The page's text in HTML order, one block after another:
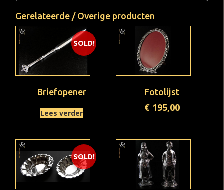
Gerelateerde / Overige producten
SOLD!
Briefopener
Lees verder
Fotolijst
€195,00
SOLD!